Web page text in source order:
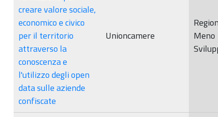
creare valore sociale,
economico e civico
per il territorio
attraverso la
conoscenza e
l'utilizzo degli open
data sulle aziende
confiscate
Unioncamere
Meno